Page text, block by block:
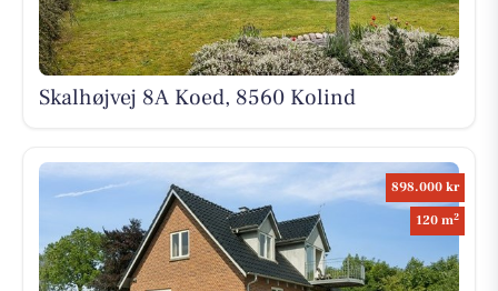
Skalhøjvej 8A Koed, 8560 Kolind
898.000 kr
120 m2